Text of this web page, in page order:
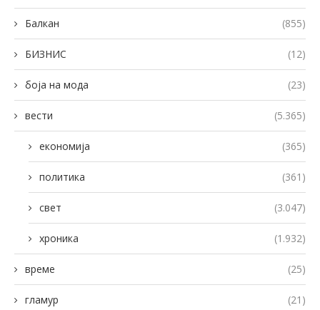
Балкан (855)
БИЗНИС (12)
боја на мода (23)
вести (5.365)
економија (365)
политика (361)
свет (3.047)
хроника (1.932)
време (25)
гламур (21)